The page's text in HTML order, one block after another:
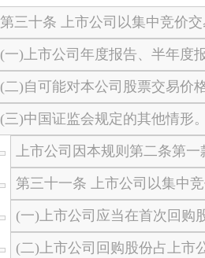
第三十条 上市公司以集中竞价
(一)上市公司年度报告、半年度
(二)自可能对本公司股票交易价
(三)中国证监会规定的其他情形
上市公司因本规则第二条第
第三十一条 上市公司以集中
(一)上市公司应当在首次回购
(二)上市公司回购股份占上市